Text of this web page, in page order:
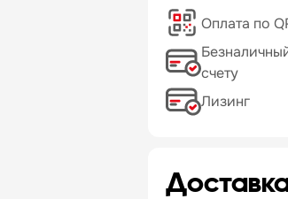
Оплата по
счету
Лизинг